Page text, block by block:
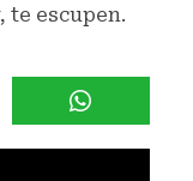
te escupen.